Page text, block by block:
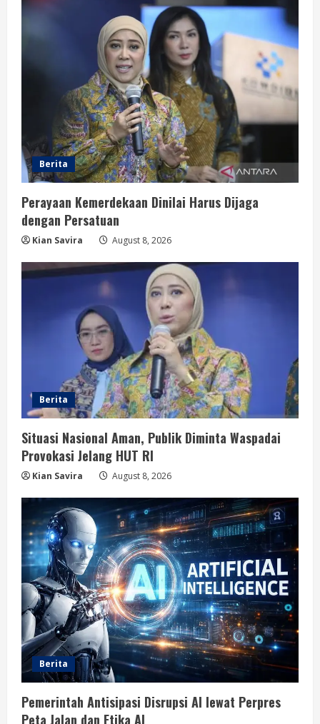
Berita
Perayaan Kemerdekaan Dinilai Harus Dijaga
dengan Persatuan
Kian Savira August 8, 2026
Berita
Situasi Nasional Aman, Publik Diminta Waspadai
Provokasi Jelang HUT RI
Kian Savira August 8, 2026
Berita
Pemerintah Antisipasi Disrupsi AI lewat Perpres
Peta Jalan dan Etika AI